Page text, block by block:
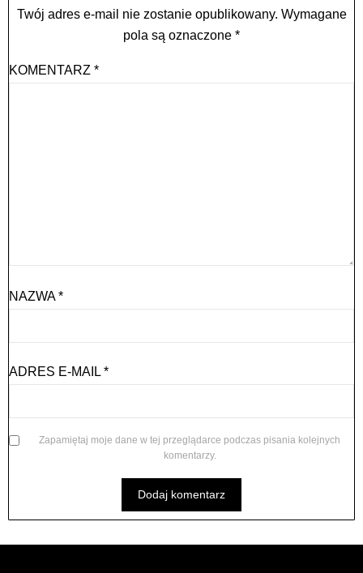
Twój adres e-mail nie zostanie opublikowany. Wymagane
pola są oznaczone *
KOMENTARZ *
NAZWA*
ADRES E-MAIL *
Zapamiętaj moje dane w tej przeglądarce podczas pisania kolejnych
komentarzy.